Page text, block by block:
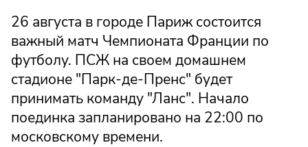
26 августа в городе Париж состоится
важный матч Чемпионата Франции по
футболу. ПСЖ на своем домашнем
стадионе "Парк-де-Пренс" будет
принимать команду "Ланс". Начало
поединка запланировано на 22:00 по
московскому времени.